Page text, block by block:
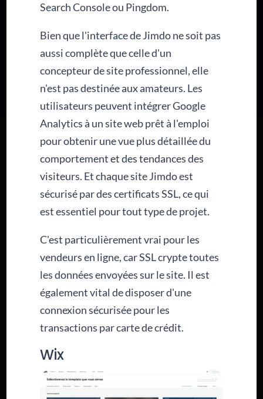
Search Console ou Pingdom.
Bien que l'interface de Jimdo ne soit pas
aussi complète que celle d'un
concepteur de site professionnel, elle
n'est pas destinée aux amateurs. Les
utilisateurs peuvent intégrer Google
Analytics à un site web prêt à l'emploi
pour obtenir une vue plus détaillée du
comportement et des tendances des
visiteurs. Et chaque site Jimdo est
sécurisé par des certificats SSL, ce qui
est essentiel pour tout type de projet.
C'est particulièrement vrai pour les
vendeurs en ligne, car SSL crypte toutes
les données envoyées sur le site. Il est
également vital de disposer d'une
connexion sécurisée pour les
transactions par carte de crédit.
Wix